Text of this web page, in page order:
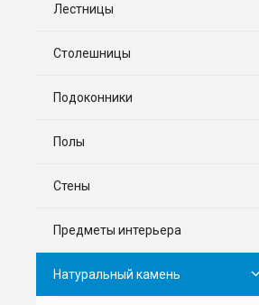
Лестницы
Столешницы
Подоконники
Полы
Стены
Предметы интерьера
Натуральный камень